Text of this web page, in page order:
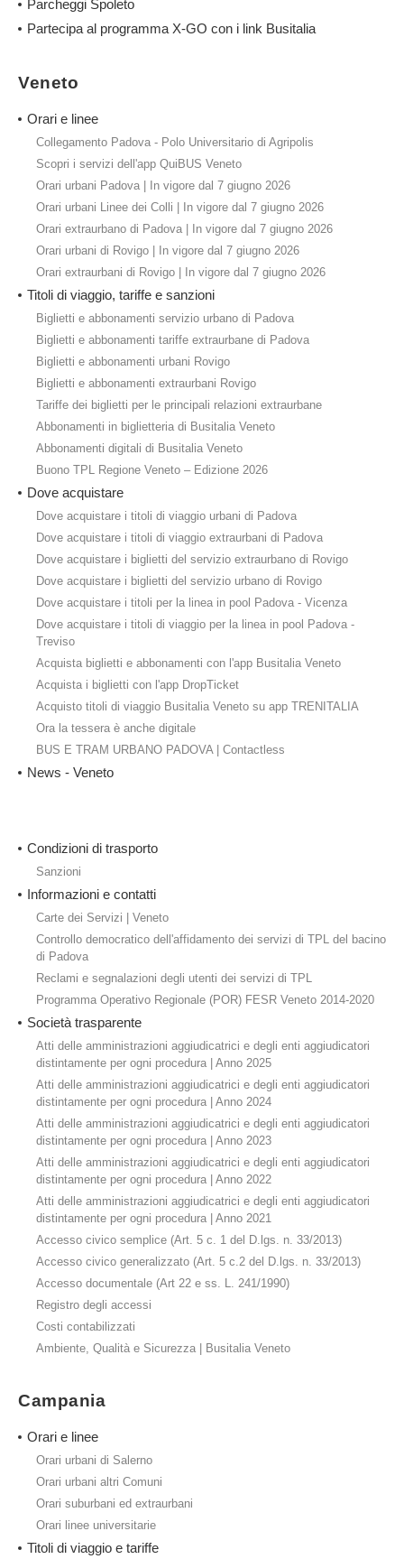
Parcheggi Spoleto
Partecipa al programma X-GO con i link Busitalia
Veneto
Orari e linee
Collegamento Padova - Polo Universitario di Agripolis
Scopri i servizi dell'app QuiBUS Veneto
Orari urbani Padova | In vigore dal 7 giugno 2026
Orari urbani Linee dei Colli | In vigore dal 7 giugno 2026
Orari extraurbano di Padova | In vigore dal 7 giugno 2026
Orari urbani di Rovigo | In vigore dal 7 giugno 2026
Orari extraurbani di Rovigo | In vigore dal 7 giugno 2026
Titoli di viaggio, tariffe e sanzioni
Biglietti e abbonamenti servizio urbano di Padova
Biglietti e abbonamenti tariffe extraurbane di Padova
Biglietti e abbonamenti urbani Rovigo
Biglietti e abbonamenti extraurbani Rovigo
Tariffe dei biglietti per le principali relazioni extraurbane
Abbonamenti in biglietteria di Busitalia Veneto
Abbonamenti digitali di Busitalia Veneto
Buono TPL Regione Veneto – Edizione 2026
Dove acquistare
Dove acquistare i titoli di viaggio urbani di Padova
Dove acquistare i titoli di viaggio extraurbani di Padova
Dove acquistare i biglietti del servizio extraurbano di Rovigo
Dove acquistare i biglietti del servizio urbano di Rovigo
Dove acquistare i titoli per la linea in pool Padova - Vicenza
Dove acquistare i titoli di viaggio per la linea in pool Padova -
Treviso
Acquista biglietti e abbonamenti con l'app Busitalia Veneto
Acquista i biglietti con l'app DropTicket
Acquisto titoli di viaggio Busitalia Veneto su app TRENITALIA
Ora la tessera è anche digitale
BUS E TRAM URBANO PADOVA | Contactless
News - Veneto
Condizioni di trasporto
Sanzioni
Informazioni e contatti
Carte dei Servizi | Veneto
Controllo democratico dell'affidamento dei servizi di TPL del bacino
di Padova
Reclami e segnalazioni degli utenti dei servizi di TPL
Programma Operativo Regionale (POR) FESR Veneto 2014-2020
Società trasparente
Atti delle amministrazioni aggiudicatrici e degli enti aggiudicatori
distintamente per ogni procedura | Anno 2025
Atti delle amministrazioni aggiudicatrici e degli enti aggiudicatori
distintamente per ogni procedura | Anno 2024
Atti delle amministrazioni aggiudicatrici e degli enti aggiudicatori
distintamente per ogni procedura | Anno 2023
Atti delle amministrazioni aggiudicatrici e degli enti aggiudicatori
distintamente per ogni procedura | Anno 2022
Atti delle amministrazioni aggiudicatrici e degli enti aggiudicatori
distintamente per ogni procedura | Anno 2021
Accesso civico semplice (Art. 5 c. 1 del D.lgs. n. 33/2013)
Accesso civico generalizzato (Art. 5 c.2 del D.lgs. n. 33/2013)
Accesso documentale (Art 22 e ss. L. 241/1990)
Registro degli accessi
Costi contabilizzati
Ambiente, Qualità e Sicurezza | Busitalia Veneto
Campania
Orari e linee
Orari urbani di Salerno
Orari urbani altri Comuni
Orari suburbani ed extraurbani
Orari linee universitarie
Titoli di viaggio e tariffe